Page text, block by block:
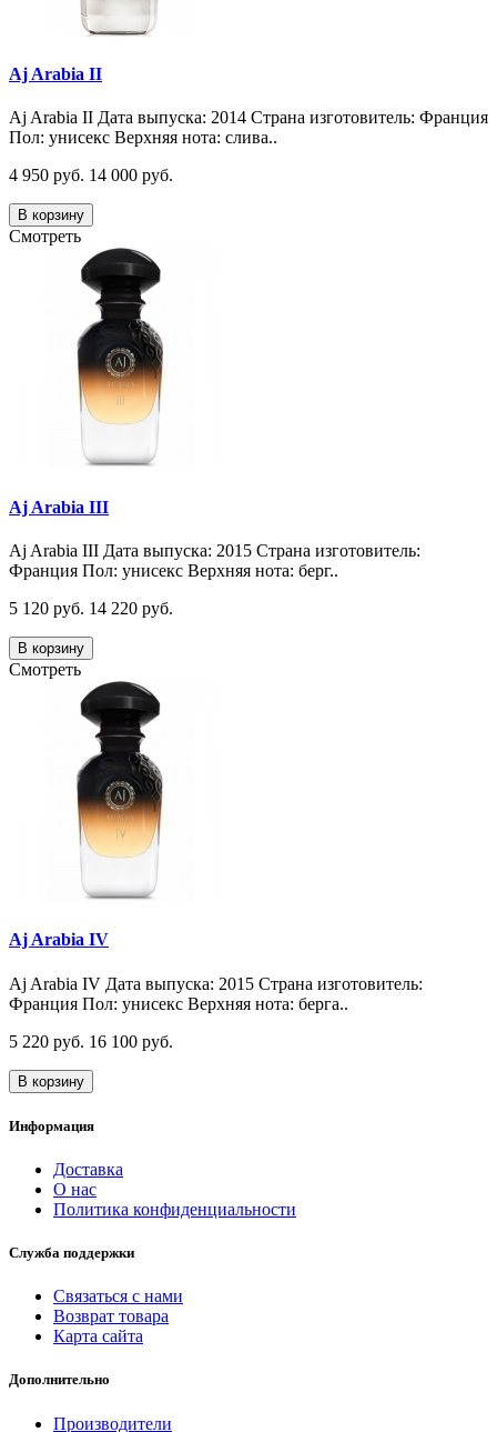
Aj Arabia II
Aj Arabia II Дата выпуска: 2014 Страна изготовитель: Франция
Пол: унисекс Верхняя нота: слива..
4 950 руб. 14 000 руб.
В корзину
Смотреть
Aj Arabia III
Aj Arabia III Дата выпуска: 2015 Страна изготовитель:
Франция Пол: унисекс Верхняя нота: берг..
5 120 руб. 14 220 руб.
В корзину
Смотреть
Aj Arabia IV
Aj Arabia IV Дата выпуска: 2015 Страна изготовитель:
Франция Пол: унисекс Верхняя нота: берга..
5 220 руб. 16 100 руб.
В корзину
Информация
Доставка
О нас
Политика конфиденциальности
Служба поддержки
Связаться с нами
Возврат товара
Карта сайта
Дополнительно
Производители